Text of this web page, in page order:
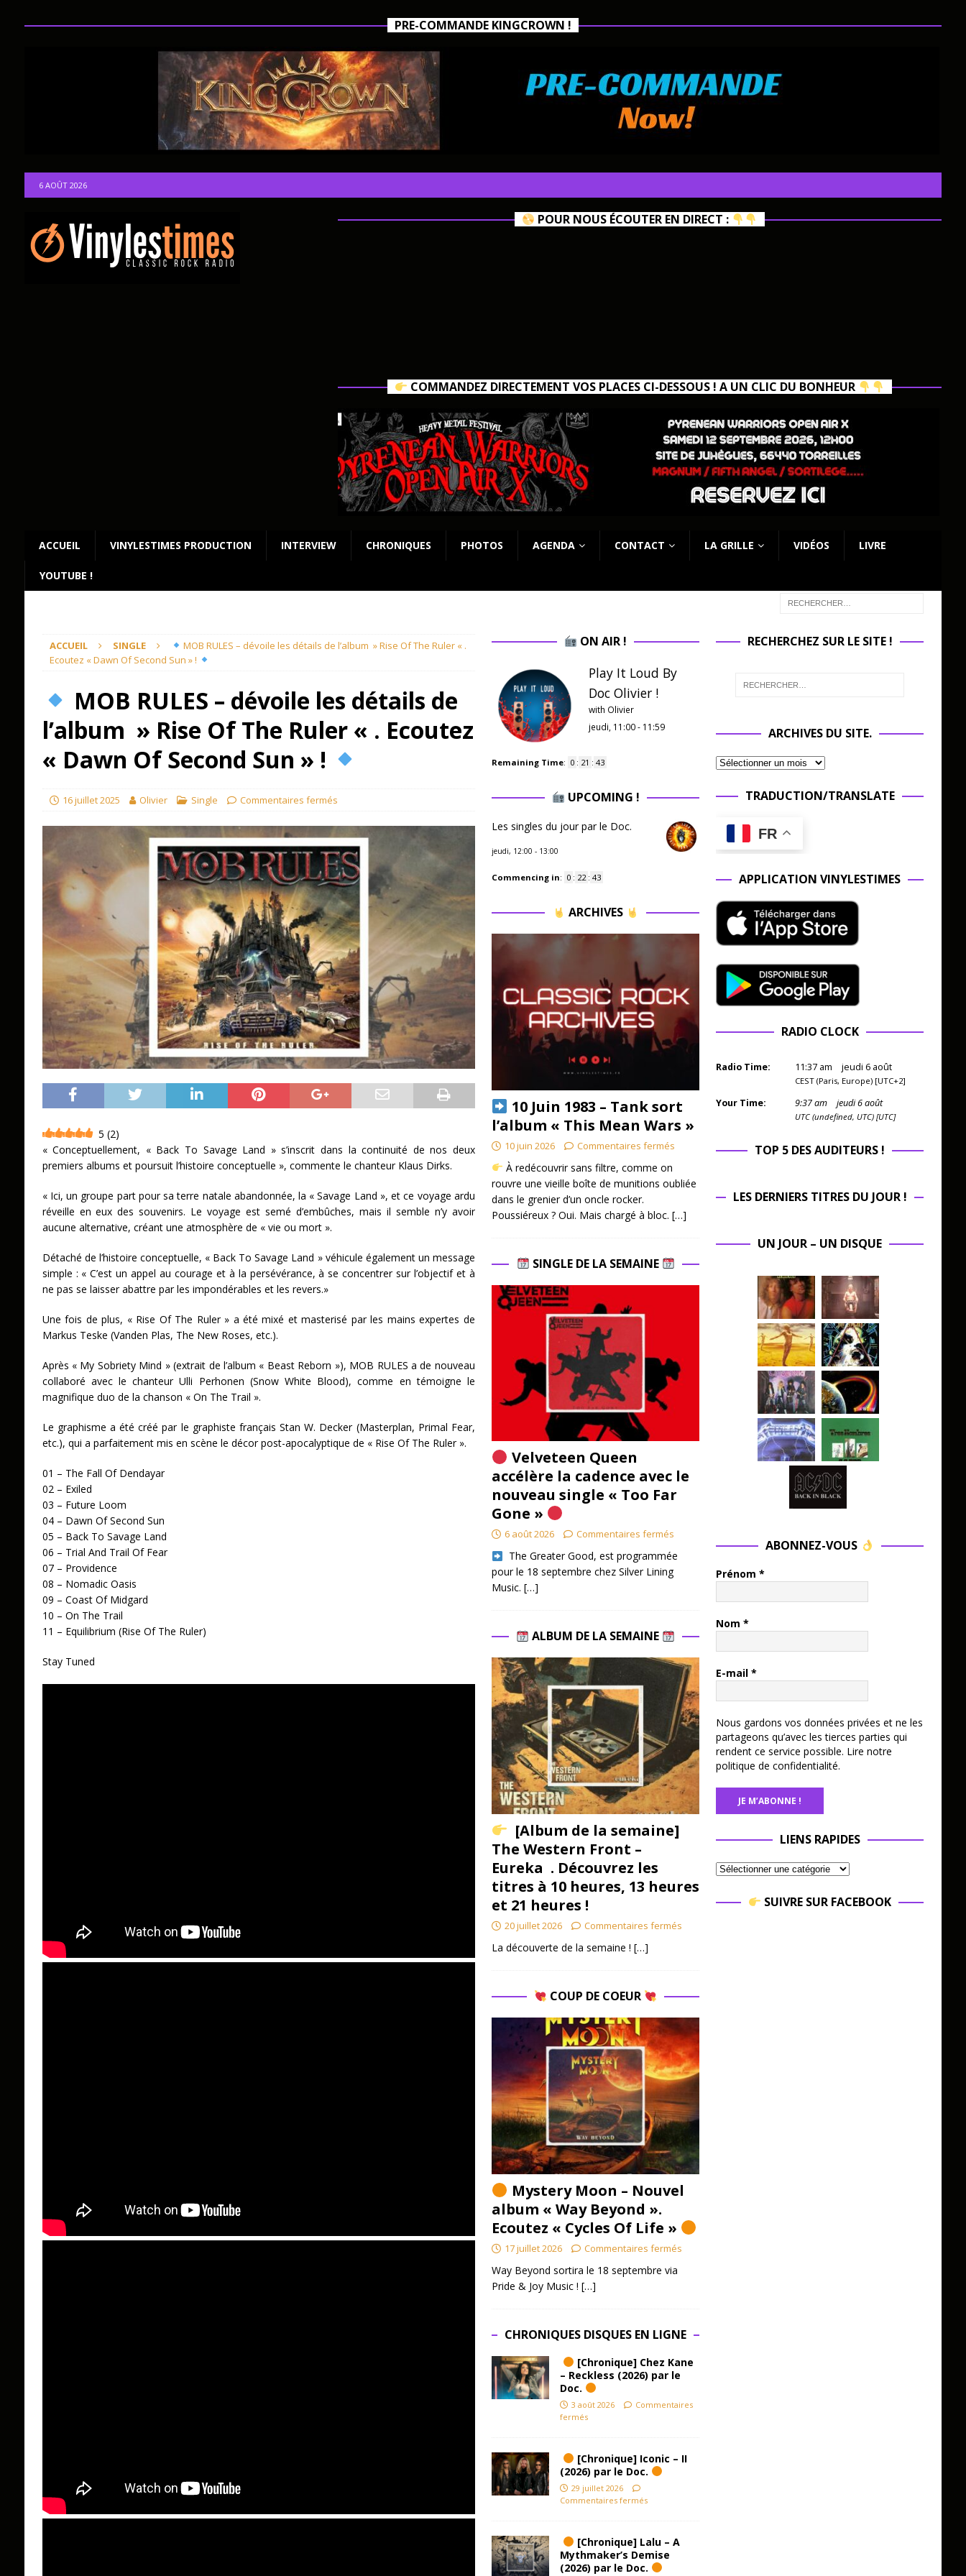
PRE-COMMANDE KINGCROWN !
6 AOÛT 2026
POUR NOUS ÉCOUTER EN DIRECT :
COMMANDEZ DIRECTEMENT VOS PLACES CI-DESSOUS ! A UN CLIC DU BONHEUR
ACCUEIL VINYLESTIMES PRODUCTION INTERVIEW CHRONIQUES PHOTOS AGENDA CONTACT LA GRILLE VIDÉOS LIVRE
YOUTUBE !
ACCUEIL SINGLE
MOB RULES – dévoile les détails de l’album » Rise Of The Ruler « .
Ecoutez « Dawn Of Second Sun » !
MOB RULES – dévoile les détails de
l’album » Rise Of The Ruler « . Ecoutez
« Dawn Of Second Sun » !
16 juillet 2025 Olivier Single Commentaires fermés
5 (2)
« Conceptuellement, « Back To Savage Land » s’inscrit dans la continuité de nos deux
premiers albums et poursuit l’histoire conceptuelle », commente le chanteur Klaus Dirks.
« Ici, un groupe part pour sa terre natale abandonnée, la « Savage Land », et ce voyage ardu
réveille en eux des souvenirs. Le voyage est semé d’embûches, mais il semble n’y avoir
aucune alternative, créant une atmosphère de « vie ou mort ».
Détaché de l’histoire conceptuelle, « Back To Savage Land » véhicule également un message
simple : « C’est un appel au courage et à la persévérance, à se concentrer sur l’objectif et à
ne pas se laisser abattre par les impondérables et les revers.»
Une fois de plus, « Rise Of The Ruler » a été mixé et masterisé par les mains expertes de
Markus Teske (Vanden Plas, The New Roses, etc.).
Après « My Sobriety Mind » (extrait de l’album « Beast Reborn »), MOB RULES a de nouveau
collaboré avec le chanteur Ulli Perhonen (Snow White Blood), comme en témoigne le
magnifique duo de la chanson « On The Trail ».
Le graphisme a été créé par le graphiste français Stan W. Decker (Masterplan, Primal Fear,
etc.), qui a parfaitement mis en scène le décor post-apocalyptique de « Rise Of The Ruler ».
01 – The Fall Of Dendayar
02 – Exiled
03 – Future Loom
04 – Dawn Of Second Sun
05 – Back To Savage Land
06 – Trial And Trail Of Fear
07 – Providence
08 – Nomadic Oasis
09 – Coast Of Midgard
10 – On The Trail
11 – Equilibrium (Rise Of The Ruler)
Stay Tuned
ON AIR !
Play It Loud By
Doc Olivier !
with Olivier
jeudi, 11:00 - 11:59
Remaining Time: 0 : 21 : 42
UPCOMING !
Les singles du jour par le Doc.
jeudi, 12:00 - 13:00
Commencing in: 0 : 22 : 42
ARCHIVES
10 Juin 1983 – Tank sort
l’album « This Mean Wars »
10 juin 2026 Commentaires fermés
À redécouvrir sans filtre, comme on
rouvre une vieille boîte de munitions oubliée
dans le grenier d’un oncle rocker.
Poussiéreux ? Oui. Mais chargé à bloc. […]
SINGLE DE LA SEMAINE
Velveteen Queen
accélère la cadence avec le
nouveau single « Too Far
Gone »
6 août 2026 Commentaires fermés
​ The Greater Good, est programmée
pour le 18 septembre chez Silver Lining
Music. […]
ALBUM DE LA SEMAINE
[Album de la semaine]
The Western Front –
Eureka . Découvrez les
titres à 10 heures, 13 heures
et 21 heures !
20 juillet 2026 Commentaires fermés
La découverte de la semaine ! […]
COUP DE COEUR
Mystery Moon – Nouvel
album « Way Beyond ».
Ecoutez « Cycles Of Life »
17 juillet 2026 Commentaires fermés
Way Beyond sortira le 18 septembre via
Pride & Joy Music ! […]
CHRONIQUES DISQUES EN LIGNE
[Chronique] Chez Kane
– Reckless (2026) par le
Doc.
3 août 2026
Commentaires
fermés
[Chronique] Iconic – II
(2026) par le Doc.
29 juillet 2026
Commentaires fermés
[Chronique] Lalu – A
Mythmaker’s Demise
(2026) par le Doc.
RECHERCHEZ SUR LE SITE !
ARCHIVES DU SITE.
TRADUCTION/TRANSLATE
FR
APPLICATION VINYLESTIMES
RADIO CLOCK
Radio Time: 11:37 am jeudi 6 août
CEST (Paris, Europe) [UTC+2]
Your Time: 9:37am jeudi 6 août
UTC (undefined, UTC) [UTC]
TOP 5 DES AUDITEURS !
LES DERNIERS TITRES DU JOUR !
UN JOUR – UN DISQUE
ABONNEZ-VOUS
Prénom *
Nom *
E-mail *
Nous gardons vos données privées et ne les
partageons qu’avec les tierces parties qui
rendent ce service possible. Lire notre
politique de confidentialité.
LIENS RAPIDES
SUIVRE SUR FACEBOOK